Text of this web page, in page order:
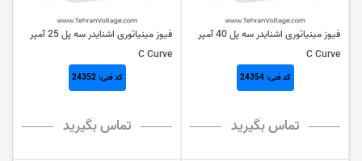
فیوز مینیاتوری اشنایدر سه پل 40 آمپر
C Curve
کد فنی: 24354
تماس بگیرید
فیوز مینیاتوری اشنایدر سه پل 25 آمپر
C Curve
کد فنی: 24352
تماس بگیرید